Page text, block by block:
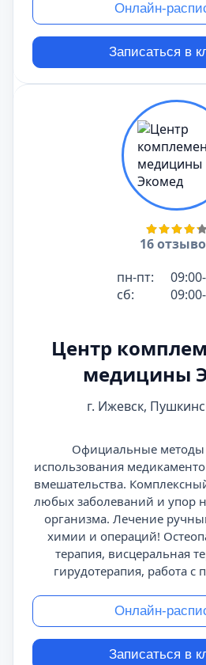
Онлайн-
Записаться в
16
пн-пт:
сб:
Центр
медицины
г. Ижевск,
Официальные методы
использования
вмешательства.
любых заболеваний и упор
организма. Лечение
химии и операций!
терапия, висцеральная
гирудотерапия, работа с
Онлайн-
Записаться в